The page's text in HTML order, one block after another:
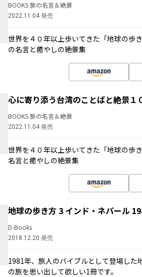
BOOKS 旅の名言＆絶景
2022.11.04 発売
世界を４０年以上歩いてきた「地球の歩
の名言と癒やしの絶景集
心に寄り添う台湾のことばと絶景１
BOOKS 旅の名言＆絶景
2022.11.04 発売
世界を４０年以上歩いてきた「地球の歩
名言と癒やしの絶景集
地球の歩き方 3 インド・ネパール
D-Books
2018.12.20 発売
1981年、旅人のバイブルとして登場し
の旅を思い出して欲しい1冊です。